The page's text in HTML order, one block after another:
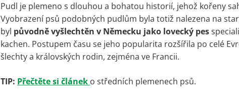
Pudl je plemeno s dlouhou a bohatou historií, jehož kořeny
Vyobrazení psů podobných pudlům byla totiž nalezena na
byl původně vyšlechtěn v Německu jako lovecký pes
kachen. Postupem času se jeho popularita rozšířila po celé
šlechty a královských rodin, zejména ve Francii.
TIP: Přečtěte si článek o středních plemenech psů.